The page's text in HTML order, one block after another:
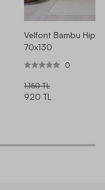
Velfont Bambu
70x130
0
1.150 TL
920 TL